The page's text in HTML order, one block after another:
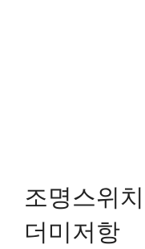
조명스위치
더미저항